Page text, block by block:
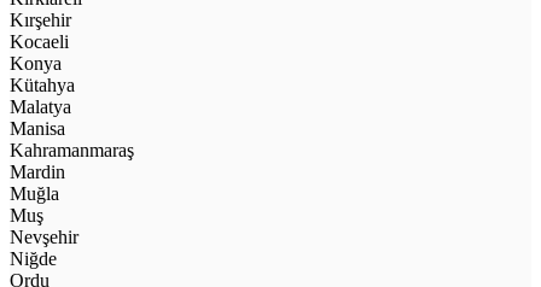
Kırşehir
Kocaeli
Konya
Kütahya
Malatya
Manisa
Kahramanmaraş
Mardin
Muğla
Muş
Nevşehir
Niğde
Ordu